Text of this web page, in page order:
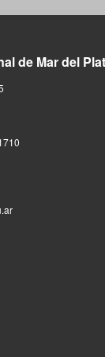
de Mar del